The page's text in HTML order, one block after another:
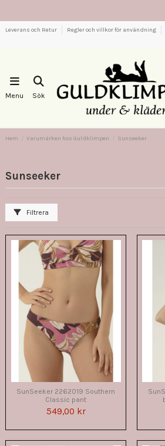
Leverans och Retur Regler och villkor för användning
Menu Sök
Hem Varumärken hos Guldklimpen Sunseeker
Sunseeker
Filtrera
SunSeeker 2262019 Southern
Classic pant
549,00 kr